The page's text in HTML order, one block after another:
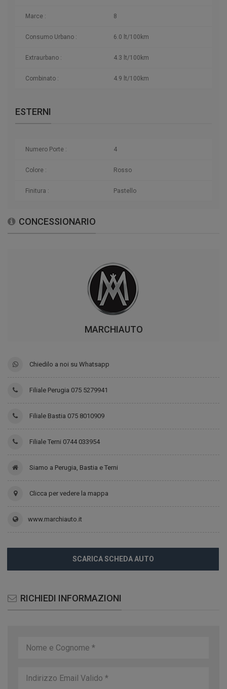
Marce : 8
Consumo Urbano : 6.0 lt/100km
Extraurbano : 4.3 lt/100km
Combinato : 4.9 lt/100km
ESTERNI
Numero Porte : 4
Colore : Rosso
Finitura : Pastello
CONCESSIONARIO
MARCHIAUTO
Chiedilo a noi su Whatsapp
Filiale Perugia 075 5279941
Filiale Bastia 075 8010909
Filiale Terni 0744 033954
Siamo a Perugia, Bastia e Terni
Clicca per vedere la mappa
www.marchiauto.it
SCARICA SCHEDA AUTO
RICHIEDI INFORMAZIONI